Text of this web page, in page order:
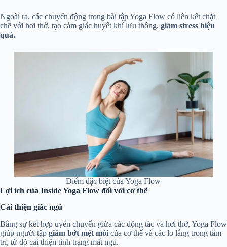
Ngoài ra, các chuyển động trong bài tập Yoga Flow có liên kết chặt
chẽ với hơi thở, tạo cảm giác huyết khí lưu thông, giảm stress hiệu
quả.
Điểm đặc biệt của Yoga Flow
Lợi ích của Inside Yoga Flow đối với cơ thể
Cải thiện giấc ngủ
Bằng sự kết hợp uyển chuyển giữa các động tác và hơi thở, Yoga Flow
giúp người tập giảm bớt mệt mỏi của cơ thể và các lo lắng trong tâm
trí, từ đó cải thiện tình trạng mất ngủ.